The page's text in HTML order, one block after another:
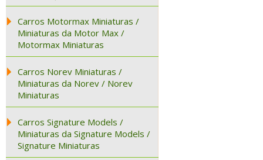
Carros Motormax Miniaturas /
Miniaturas da Motor Max /
Motormax Miniaturas
Carros Norev Miniaturas /
Miniaturas da Norev / Norev
Miniaturas
Carros Signature Models /
Miniaturas da Signature Models /
Signature Miniaturas